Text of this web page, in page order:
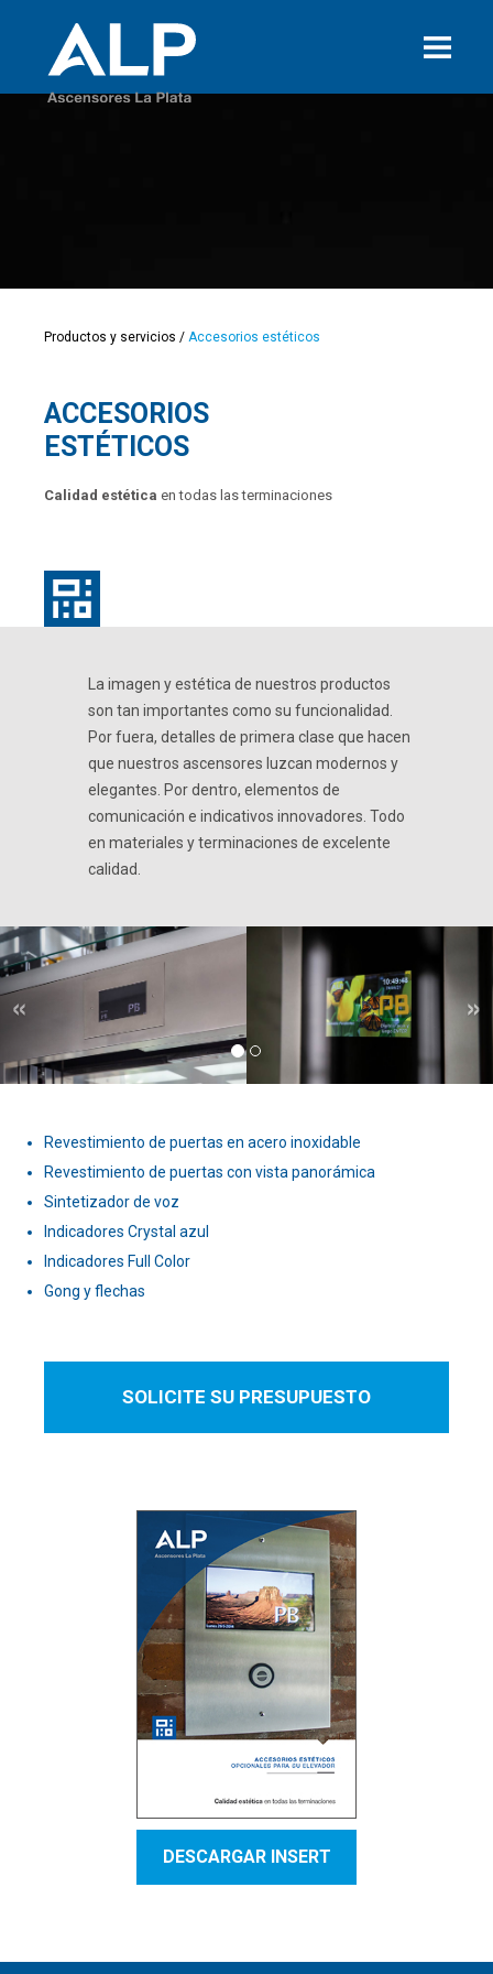
Productos y servicios / Accesorios estéticos
ACCESORIOS
ESTÉTICOS
Calidad estética en todas las terminaciones
La imagen y estética de nuestros productos
son tan importantes como su funcionalidad.
Por fuera, detalles de primera clase que hacen
que nuestros ascensores luzcan modernos y
elegantes. Por dentro, elementos de
comunicación e indicativos innovadores. Todo
en materiales y terminaciones de excelente
calidad.
Revestimiento de puertas en acero inoxidable
Revestimiento de puertas con vista panorámica
Sintetizador de voz
Indicadores Crystal azul
Indicadores Full Color
Gong y flechas
SOLICITE SU PRESUPUESTO
DESCARGAR INSERT